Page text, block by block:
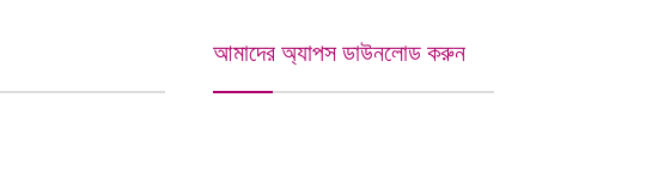
আমাদের অ্যাপস ডাউনলোড করুন